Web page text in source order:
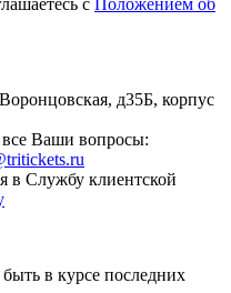
с Положением об
д35Б, корпус
Ваши вопросы:
в Службу клиентской
в курсе последних